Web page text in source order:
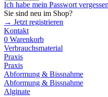
Ich habe mein Passwort vergessen
Sie sind neu im Shop?
→ Jetzt registrieren
Kontakt
0 Warenkorb
Verbrauchsmaterial
Praxis
Praxis
Abformung & Bissnahme
Abformung & Bissnahme
Alginate